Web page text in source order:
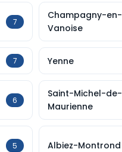
7
Champagny-en-
Vanoise
7 Yenne
6
Saint-Michel-de-
Maurienne
5 Albiez-Montrond